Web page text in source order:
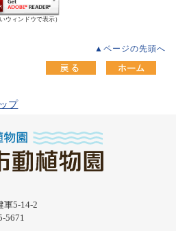
いウィンドウで表示）
▲ページの先頭へ
プ
軍5-14-2
5671